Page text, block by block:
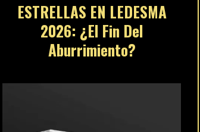
ESTRELLAS EN LEDESMA
2026: ¿El Fin Del
Aburrimiento?